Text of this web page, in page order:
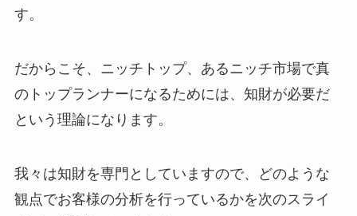
す。
だからこそ、ニッチトップ、あるニッチ市場で真
のトップランナーになるためには、知財が必要だ
という理論になります。
我々は知財を専門としていますので、どのような
観点でお客様の分析を行っているかを次のスライ